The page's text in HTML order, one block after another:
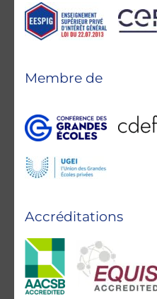
Accréditations
Membre de